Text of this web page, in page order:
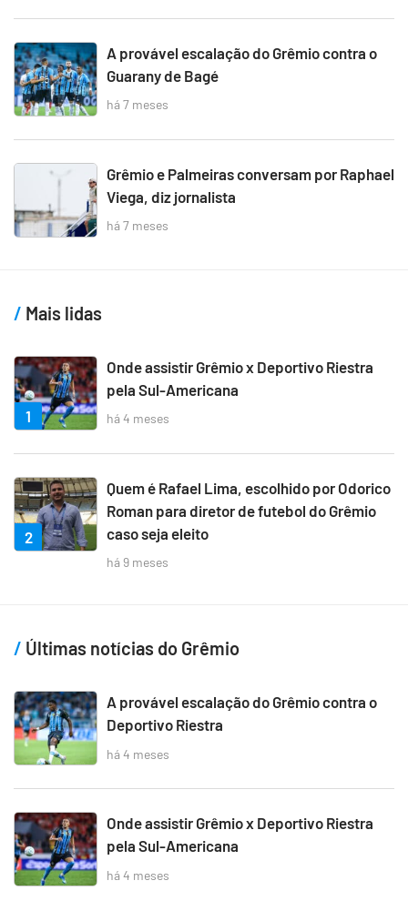
A provável escalação do Grêmio contra o
Guarany de Bagé
há 7 meses
Grêmio e Palmeiras conversam por Raphael
Viega, diz jornalista
há 7 meses
Mais lidas
1
Onde assistir Grêmio x Deportivo Riestra
pela Sul-Americana
há 4 meses
2
Quem é Rafael Lima, escolhido por Odorico
Roman para diretor de futebol do Grêmio
caso seja eleito
há 9 meses
Últimas notícias do Grêmio
A provável escalação do Grêmio contra o
Deportivo Riestra
há 4 meses
Onde assistir Grêmio x Deportivo Riestra
pela Sul-Americana
há 4 meses